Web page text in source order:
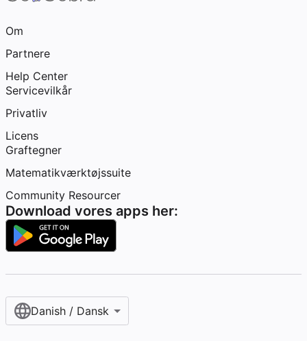
Om
Partnere
Help Center
Servicevilkår
Privatliv
Licens
Graftegner
Matematikværktøjssuite
Community Resourcer
Download vores apps her:
Danish / Dansk‎